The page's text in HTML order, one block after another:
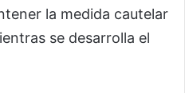
la medida cautelar
se desarrolla el